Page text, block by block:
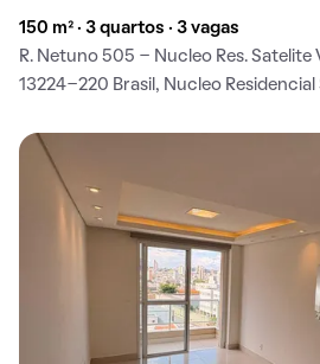
150 m² · 3 quartos · 3 vagas
R. Netuno 505 - Nucleo Res. Satelite
13224-220 Brasil, Nucleo Residencial